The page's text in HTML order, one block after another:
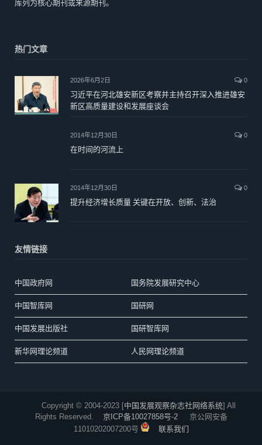
库列为核心期刊或来源期刊。
热门文章
2026年6月2日 0
习近平在河北雄安新区考察并主持召开深入推进雄安
新区高质量建设和发展座谈会
2014年12月30日 0
在时间的河流上
2014年12月30日 0
提升经济增长质量 关键在开放、创新、法治
友情链接
中国政府网 国务院发展研究中心
中国智库网 国研网
中国发展出版社 国研智库网
新华网理论频道 人民网理论频道
Copyright © 2004-2023 [中国发展观察杂志社网络系统] All
Rights Reserved. 京ICP备10027858号-2京公网安备
11010202007200号
联系我们